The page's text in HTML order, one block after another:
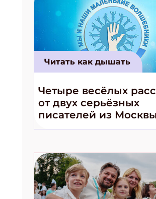
Читать как дышать
Четыре весёлых
от двух серьёзных
писателей из Москвы